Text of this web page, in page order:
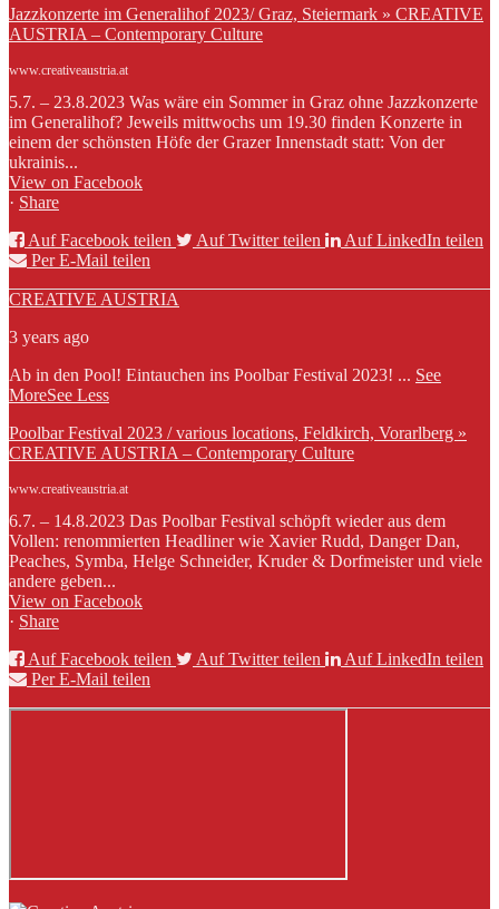
Jazzkonzerte im Generalihof 2023/ Graz, Steiermark » CREATIVE
AUSTRIA – Contemporary Culture
www.creativeaustria.at
5.7. – 23.8.2023 Was wäre ein Sommer in Graz ohne Jazzkonzerte
im Generalihof? Jeweils mittwochs um 19.30 finden Konzerte in
einem der schönsten Höfe der Grazer Innenstadt statt: Von der
ukrainis...
View on Facebook
· Share
Auf Facebook teilen
Auf Twitter teilen
Auf LinkedIn teilen
Per E-Mail teilen
CREATIVE AUSTRIA
3 years ago
Ab in den Pool! Eintauchen ins Poolbar Festival 2023! ... See
MoreSee Less
Poolbar Festival 2023 / various locations, Feldkirch, Vorarlberg »
CREATIVE AUSTRIA – Contemporary Culture
www.creativeaustria.at
6.7. – 14.8.2023 Das Poolbar Festival schöpft wieder aus dem
Vollen: renommierten Headliner wie Xavier Rudd, Danger Dan,
Peaches, Symba, Helge Schneider, Kruder & Dorfmeister und viele
andere geben...
View on Facebook
· Share
Auf Facebook teilen
Auf Twitter teilen
Auf LinkedIn teilen
Per E-Mail teilen